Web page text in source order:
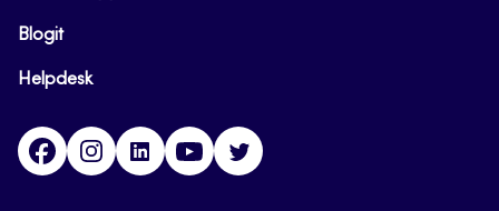
Blogit
Helpdesk
FacebookInstagram
LinkedInYoutube